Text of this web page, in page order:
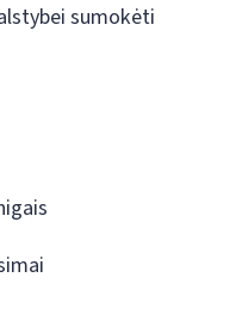
sumokėti